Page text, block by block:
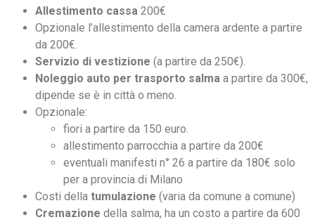
Allestimento cassa 200€
Opzionale l’allestimento della camera ardente a partire
da 200€.
Servizio di vestizione (a partire da 250€).
Noleggio auto per trasporto salma a partire da 300€,
dipende se è in città o meno.
Opzionale:
fiori a partire da 150 euro.
allestimento parrocchia a partire da 200€
eventuali manifesti n° 26 a partire da 180€ solo
per a provincia di Milano
Costi della tumulazione (varia da comune a comune)
Cremazione della salma, ha un costo a partire da 600